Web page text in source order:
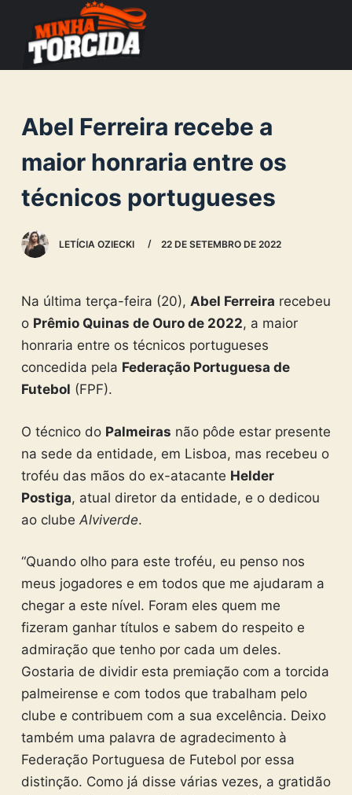
o
o
n
e
Abel Ferreira recebe a
maior honraria entre os
técnicos portugueses
LETÍCIA OZIECKI 22 DE SETEMBRO DE 2022
Na última terça-feira (20), Abel Ferreira recebeu
o Prêmio Quinas de Ouro de 2022, a maior
honraria entre os técnicos portugueses
concedida pela Federação Portuguesa de
Futebol (FPF).
O técnico do Palmeiras não pôde estar presente
na sede da entidade, em Lisboa, mas recebeu o
troféu das mãos do ex-atacante Helder
Postiga, atual diretor da entidade, e o dedicou
ao clube Alviverde.
“Quando olho para este troféu, eu penso nos
meus jogadores e em todos que me ajudaram a
chegar a este nível. Foram eles quem me
fizeram ganhar títulos e sabem do respeito e
admiração que tenho por cada um deles.
Gostaria de dividir esta premiação com a torcida
palmeirense e com todos que trabalham pelo
clube e contribuem com a sua excelência. Deixo
também uma palavra de agradecimento à
Federação Portuguesa de Futebol por essa
distinção. Como já disse várias vezes, a gratidão